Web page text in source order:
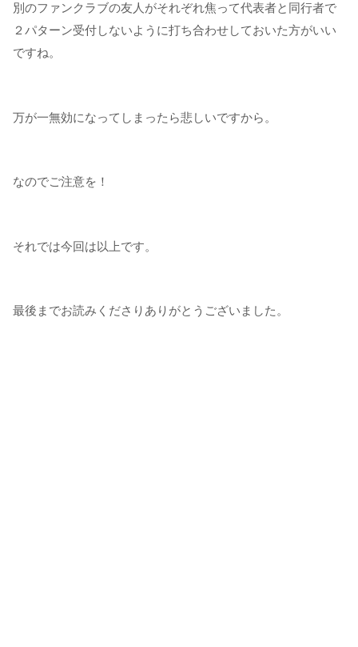
別のファンクラブの友人がそれぞれ焦って代表者と同行者で
２パターン受付しないように打ち合わせしておいた方がいい
ですね。
万が一無効になってしまったら悲しいですから。
なのでご注意を！
それでは今回は以上です。
最後までお読みくださりありがとうございました。